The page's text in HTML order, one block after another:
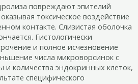
повреждают эпителий
токсическое воздействие
контакте. Слизистая оболочка
Гистологически
и полное исчезновение
числа микроворсинок с
количества эндокринных клеток,
специфического